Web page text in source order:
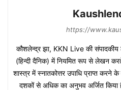
https://
कौशलेन्द्र झा, KKN Live की संपादकीय
(हिन्दी दैनिक) में नियमित रूप से लेखन करते
शास्त्र में स्नातकोत्तर उपाधि प्राप्त करने
दशकों से अधिक का अनुभव अर्जित किया